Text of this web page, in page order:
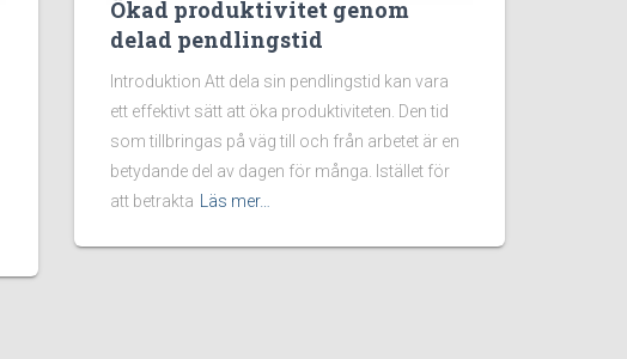
Ökad produktivitet genom
delad pendlingstid
Introduktion Att dela sin pendlingstid kan vara
ett effektivt sätt att öka produktiviteten. Den tid
som tillbringas på väg till och från arbetet är en
betydande del av dagen för många. Istället för
att betrakta
Läs mer…